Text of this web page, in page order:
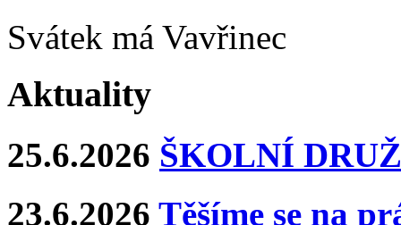
Svátek má Vavřinec
Aktuality
25.6.2026 ŠKOLNÍ
23.6.2026 Těšíme se na